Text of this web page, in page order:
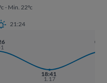
- Min. 22ºc
21:24
18:41
1.17